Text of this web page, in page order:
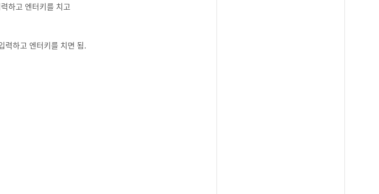
하고 엔터키를 치고
력하고 엔터키를 치면 됨.